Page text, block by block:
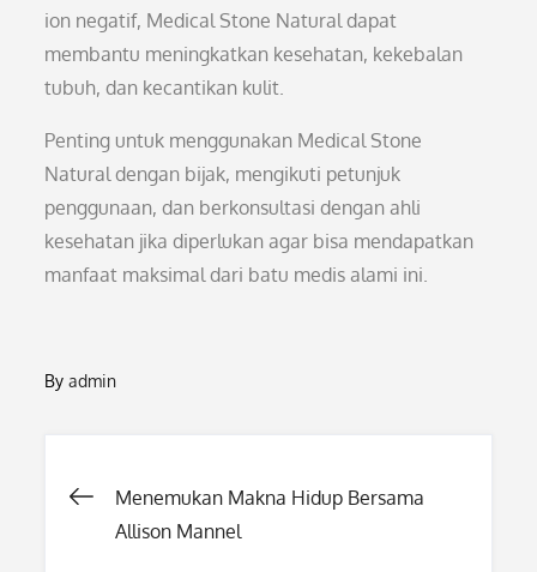
ion negatif, Medical Stone Natural dapat
membantu meningkatkan kesehatan, kekebalan
tubuh, dan kecantikan kulit.
Penting untuk menggunakan Medical Stone
Natural dengan bijak, mengikuti petunjuk
penggunaan, dan berkonsultasi dengan ahli
kesehatan jika diperlukan agar bisa mendapatkan
manfaat maksimal dari batu medis alami ini.
Byadmin
Post
Menemukan Makna Hidup Bersama
Allison Mannel